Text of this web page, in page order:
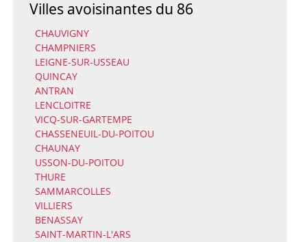
Villes avoisinantes du 86
CHAUVIGNY
CHAMPNIERS
LEIGNE-SUR-USSEAU
QUINCAY
ANTRAN
LENCLOITRE
VICQ-SUR-GARTEMPE
CHASSENEUIL-DU-POITOU
CHAUNAY
USSON-DU-POITOU
THURE
SAMMARCOLLES
VILLIERS
BENASSAY
SAINT-MARTIN-L'ARS